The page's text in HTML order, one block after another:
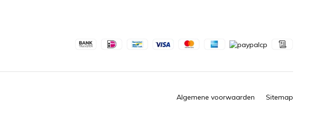
Algemene voorwaarden Sitemap